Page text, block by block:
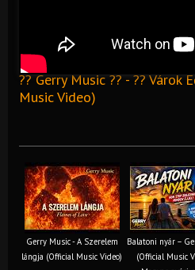
?? Gerry Music ?? - ?? Várok
Music Video)
Gerry Music - A Szerelem
lángja (Official Music Video)
Balatoni nyár –
(Official Music